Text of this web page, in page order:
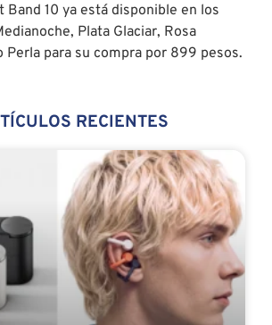
Band 10 ya está disponible en los
Plata Glaciar, Rosa
Perla para su compra por 899 pesos.
RECIENTES